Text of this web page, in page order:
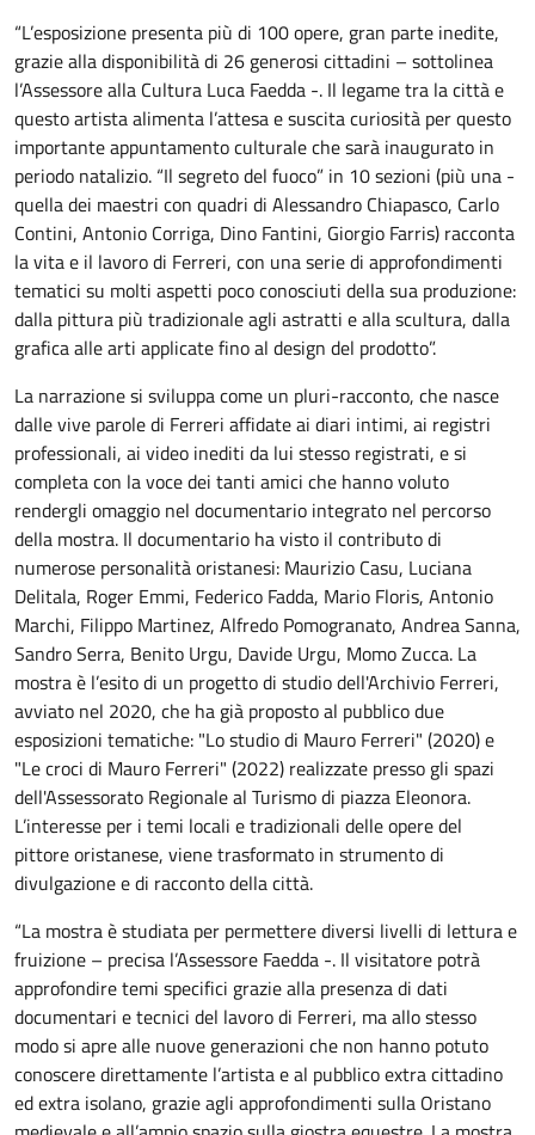
“L’esposizione presenta più di 100 opere, gran parte inedite,
grazie alla disponibilità di 26 generosi cittadini – sottolinea
l’Assessore alla Cultura Luca Faedda -. Il legame tra la città e
questo artista alimenta l’attesa e suscita curiosità per questo
importante appuntamento culturale che sarà inaugurato in
periodo natalizio. “Il segreto del fuoco” in 10 sezioni (più una -
quella dei maestri con quadri di Alessandro Chiapasco, Carlo
Contini, Antonio Corriga, Dino Fantini, Giorgio Farris) racconta
la vita e il lavoro di Ferreri, con una serie di approfondimenti
tematici su molti aspetti poco conosciuti della sua produzione:
dalla pittura più tradizionale agli astratti e alla scultura, dalla
grafica alle arti applicate fino al design del prodotto”.
La narrazione si sviluppa come un pluri-racconto, che nasce
dalle vive parole di Ferreri affidate ai diari intimi, ai registri
professionali, ai video inediti da lui stesso registrati, e si
completa con la voce dei tanti amici che hanno voluto
rendergli omaggio nel documentario integrato nel percorso
della mostra. Il documentario ha visto il contributo di
numerose personalità oristanesi: Maurizio Casu, Luciana
Delitala, Roger Emmi, Federico Fadda, Mario Floris, Antonio
Marchi, Filippo Martinez, Alfredo Pomogranato, Andrea Sanna,
Sandro Serra, Benito Urgu, Davide Urgu, Momo Zucca. La
mostra è l’esito di un progetto di studio dell'Archivio Ferreri,
avviato nel 2020, che ha già proposto al pubblico due
esposizioni tematiche: "Lo studio di Mauro Ferreri" (2020) e
"Le croci di Mauro Ferreri" (2022) realizzate presso gli spazi
dell'Assessorato Regionale al Turismo di piazza Eleonora.
L’interesse per i temi locali e tradizionali delle opere del
pittore oristanese, viene trasformato in strumento di
divulgazione e di racconto della città.
“La mostra è studiata per permettere diversi livelli di lettura e
fruizione – precisa l’Assessore Faedda -. Il visitatore potrà
approfondire temi specifici grazie alla presenza di dati
documentari e tecnici del lavoro di Ferreri, ma allo stesso
modo si apre alle nuove generazioni che non hanno potuto
conoscere direttamente l’artista e al pubblico extra cittadino
ed extra isolano, grazie agli approfondimenti sulla Oristano